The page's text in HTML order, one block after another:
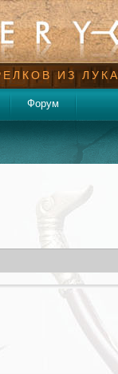
ИЗ ЛУКА
Форум